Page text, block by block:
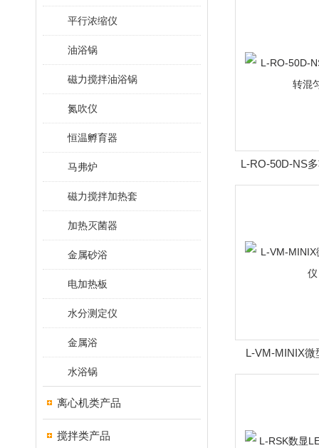
平行浓缩仪
油浴锅
磁力搅拌油浴锅
氮吹仪
恒温孵育器
马弗炉
磁力搅拌加热套
加热灭菌器
金属砂浴
电加热板
水分测定仪
金属浴
水浴锅
离心机类产品
搅拌类产品
L-RO-50D-NS
匀
L-VM-MINIX微